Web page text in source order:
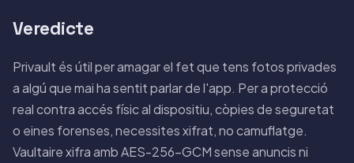
Veredicte
Privault és útil per amagar el fet que tens fotos privades
a algú que mai ha sentit parlar de l'app. Per a protecció
real contra accés físic al dispositiu, còpies de seguretat
o eines forenses, necessites xifrat, no camuflatge.
Vaultaire xifra amb AES-256-GCMsense anuncis ni